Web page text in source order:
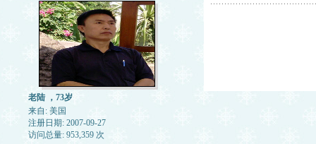
老陆 ，73岁
来自: 美国
注册日期: 2007-09-27
访问总量: 953,359 次